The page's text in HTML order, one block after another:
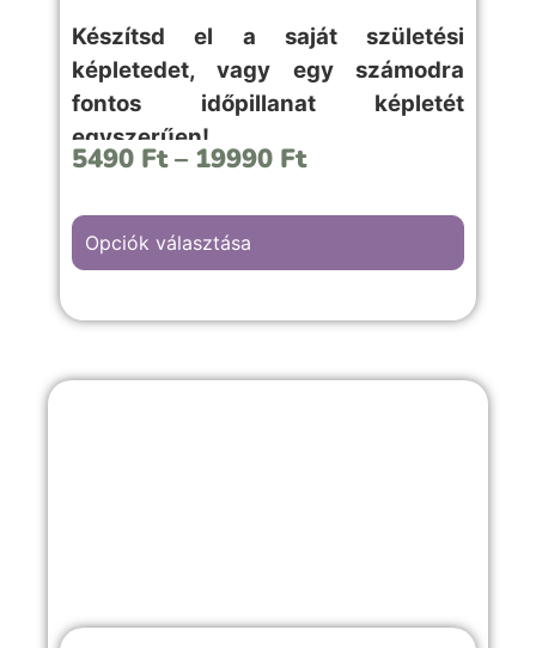
Készítsd el a saját születési
képletedet, vagy egy számodra
fontos időpillanat képletét
egyszerűen!
Az “Éjszakai természet” hátterű kép
évfordulós vagy kellemes emlékekkel teli
5490 Ft – 19990 Ft
Opciók választása